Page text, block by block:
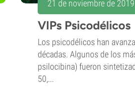
21 de noviembre de 2019
VIPs Psicodélicos
Los psicodélicos han
décadas. Algunos de los
psilocibina) fueron
50,...